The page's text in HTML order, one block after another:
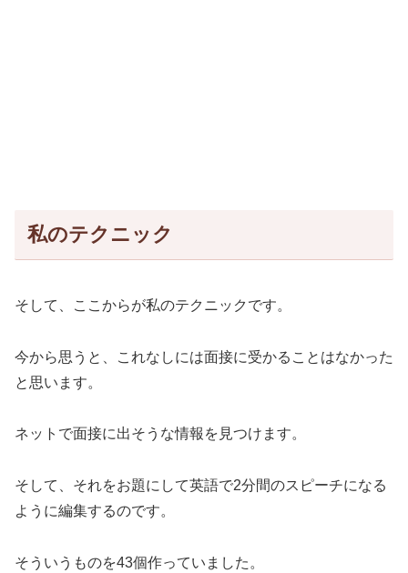
私のテクニック
そして、ここからが私のテクニックです。
今から思うと、これなしには面接に受かることはなかった
と思います。
ネットで面接に出そうな情報を見つけます。
そして、それをお題にして英語で2分間のスピーチになる
ように編集するのです。
そういうものを43個作っていました。